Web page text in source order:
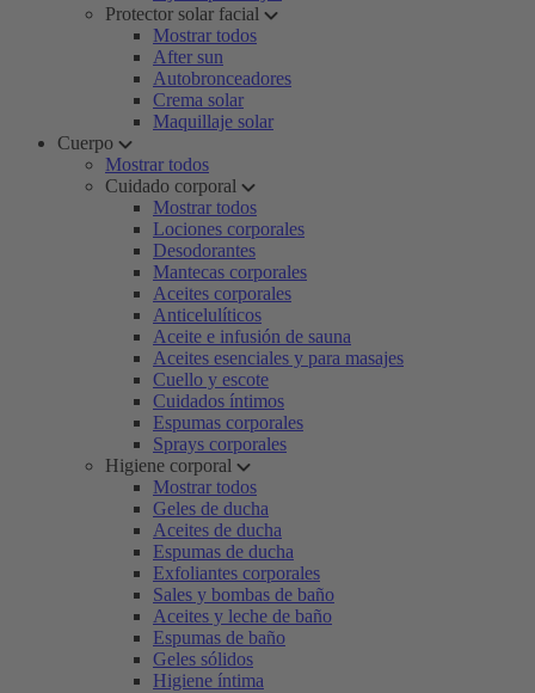
Protector solar facial
Mostrar todos
After sun
Autobronceadores
Crema solar
Maquillaje solar
Cuerpo
Mostrar todos
Cuidado corporal
Mostrar todos
Lociones corporales
Desodorantes
Mantecas corporales
Aceites corporales
Anticelulíticos
Aceite e infusión de sauna
Aceites esenciales y para masajes
Cuello y escote
Cuidados íntimos
Espumas corporales
Sprays corporales
Higiene corporal
Mostrar todos
Geles de ducha
Aceites de ducha
Espumas de ducha
Exfoliantes corporales
Sales y bombas de baño
Aceites y leche de baño
Espumas de baño
Geles sólidos
Higiene íntima